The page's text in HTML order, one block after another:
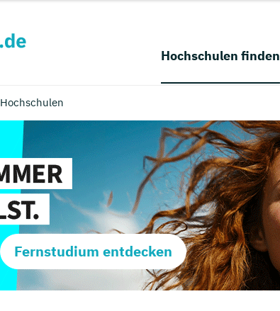
Hochschulen finden
Hochschulen
Fernstudium entdecken